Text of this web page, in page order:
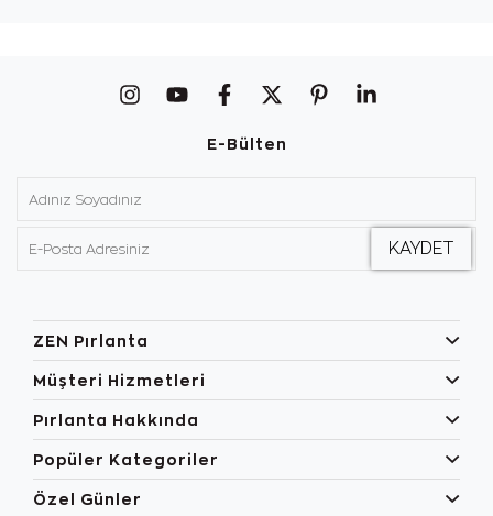
E-Bülten
ZEN Pırlanta
Müşteri Hizmetleri
Pırlanta Hakkında
Popüler Kategoriler
Özel Günler